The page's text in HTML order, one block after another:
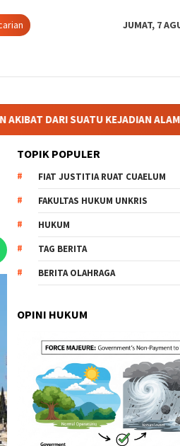
JUMAT, 7
ALAM Menata Masa
TOPIK POPULER
FIAT JUSTITIA RUAT CUAELUM
FAKULTAS HUKUM UNKRIS
HUKUM
TAG BERITA
BERITA OLAHRAGA
OPINI HUKUM